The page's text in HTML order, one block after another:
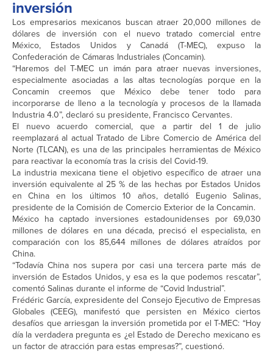
inversión
Los empresarios mexicanos buscan atraer 20,000 millones de
dólares de inversión con el nuevo tratado comercial entre
México, Estados Unidos y Canadá (T-MEC), expuso la
Confederación de Cámaras Industriales (Concamin).
“Haremos del T-MEC un imán para atraer nuevas inversiones,
especialmente asociadas a las altas tecnologías porque en la
Concamin creemos que México debe tener todo para
incorporarse de lleno a la tecnología y procesos de la llamada
Industria 4.0”, declaró su presidente, Francisco Cervantes.
El nuevo acuerdo comercial, que a partir del 1 de julio
reemplazará al actual Tratado de Libre Comercio de América del
Norte (TLCAN), es una de las principales herramientas de México
para reactivar la economía tras la crisis del Covid-19.
La industria mexicana tiene el objetivo específico de atraer una
inversión equivalente al 25 % de las hechas por Estados Unidos
en China en los últimos 10 años, detalló Eugenio Salinas,
presidente de la Comisión de Comercio Exterior de la Concamin.
México ha captado inversiones estadounidenses por 69,030
millones de dólares en una década, precisó el especialista, en
comparación con los 85,644 millones de dólares atraídos por
China.
“Todavía China nos supera por casi una tercera parte más de
inversión de Estados Unidos, y esa es la que podemos rescatar”,
comentó Salinas durante el informe de “Covid Industrial”.
Frédéric García, expresidente del Consejo Ejecutivo de Empresas
Globales (CEEG), manifestó que persisten en México ciertos
desafíos que arriesgan la inversión prometida por el T-MEC: “Hoy
día la verdadera pregunta es ¿el Estado de Derecho mexicano es
un factor de atracción para estas empresas?”, cuestionó.